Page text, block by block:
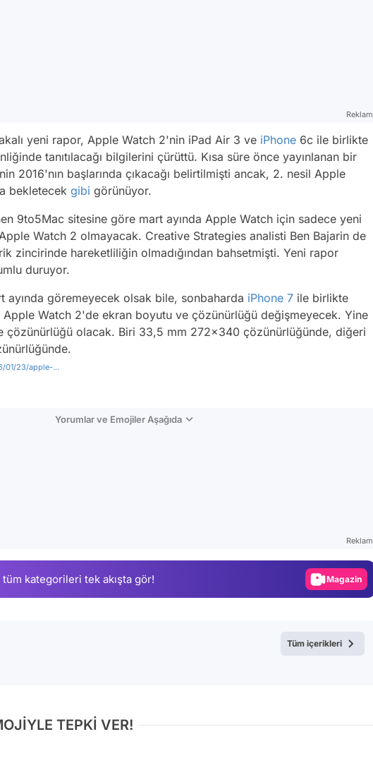
Reklam
yeni rapor, Apple Watch 2'nin iPad Air 3 ve iPhone 6c ile birlikte
tanıtılacağı bilgilerini çürüttü. Kısa süre önce yayınlanan bir
2016'nın başlarında çıkacağı belirtilmişti ancak, 2. nesil Apple
bekletecek gibi görünüyor.
9to5Mac sitesine göre mart ayında Apple Watch için sadece yeni
Watch 2 olmayacak. Creative Strategies analisti Ben Bajarin de
zincirinde hareketliliğin olmadığından bahsetmişti. Yeni rapor
duruyor.
ayında göremeyecek olsak bile, sonbaharda iPhone 7 ile birlikte
Apple Watch 2'de ekran boyutu ve çözünürlüğü değişmeyecek. Yine
çözünürlüğü olacak. Biri 33,5 mm 272x340 çözünürlüğünde, diğeri
01/23/apple-...
Yorumlar ve Emojiler Aşağıda
Reklam
tüm kategorileri tek akışta gör! Magazin
Tüm içerikleri
TEPKİ VER!